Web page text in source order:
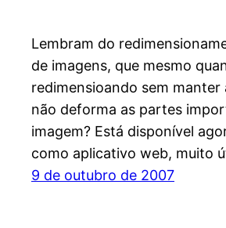
Lembram do
de imagens, que mesmo
redimensioando sem
não deforma as partes
imagem? Está disponível
como aplicativo web, muito
9 de outubro de 2007